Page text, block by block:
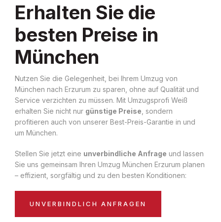
Erhalten Sie die
besten Preise in
München
Nutzen Sie die Gelegenheit, bei Ihrem Umzug von
München nach Erzurum zu sparen, ohne auf Qualität und
Service verzichten zu müssen. Mit Umzugsprofi Weiß
erhalten Sie nicht nur günstige Preise , sondern
profitieren auch von unserer Best-Preis-Garantie in und
um München.
Stellen Sie jetzt eine unverbindliche Anfrage und lassen
Sie uns gemeinsam Ihren Umzug München Erzurum planen
– effizient, sorgfältig und zu den besten Konditionen:
UNVERBINDLICH ANFRAGEN